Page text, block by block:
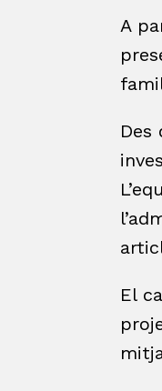
A
Des
El